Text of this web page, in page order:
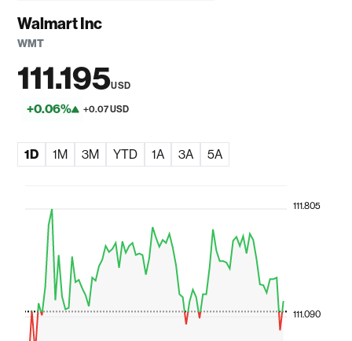
Walmart Inc
WMT
111.195USD
+0.06% +0.07 USD
1D 1M 3M YTD 1A 3A 5A
111.090
111.805